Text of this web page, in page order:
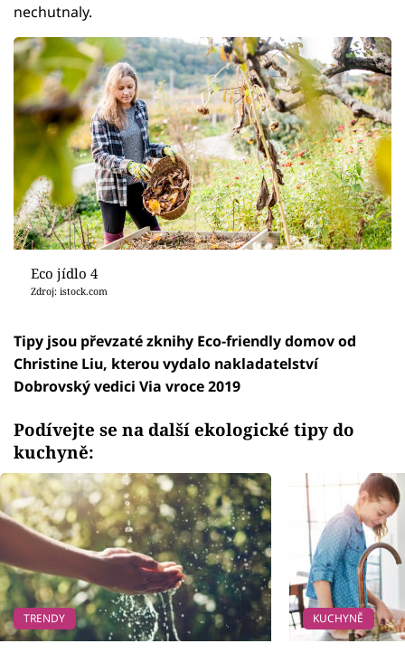
nechutnaly.
Eco jídlo 4
Zdroj: istock.com
Tipy jsou převzaté zknihy Eco-friendly domov od
Christine Liu, kterou vydalo nakladatelství
Dobrovský vedici Via vroce 2019
Podívejte se na další ekologické tipy do
kuchyně:
TRENDY KUCHYNĚ